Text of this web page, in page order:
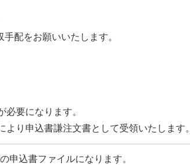
配をお願いいたします。
要になります。
り申込書謙注文書として受領いたします。
申込書ファイルになります。